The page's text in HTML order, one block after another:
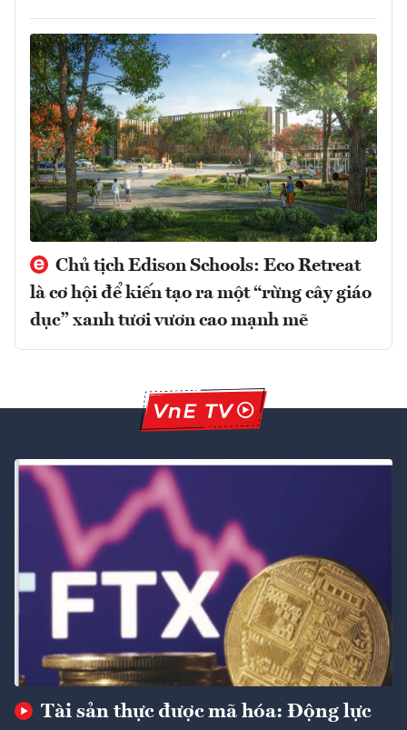
Chủ tịch Edison Schools: Eco Retreat
là cơ hội để kiến tạo ra một “rừng cây giáo
dục” xanh tươi vươn cao mạnh mẽ
Tài sản thực được mã hóa: Động lực